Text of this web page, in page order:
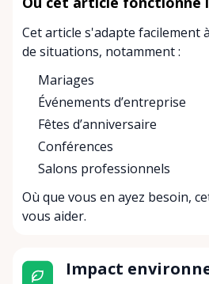
Cet article s'adapte facilement
de situations, notamment :
Mariages
Événements d’entreprise
Fêtes d’anniversaire
Conférences
Salons professionnels
Où que vous en ayez besoin,
vous aider.
Impact